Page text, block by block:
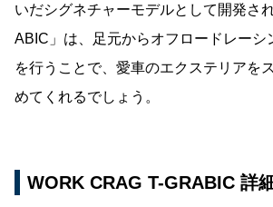
いだシグネチャーモデルとして開発さ
ABIC」は、足元からオフロードレーシ
を行うことで、愛車のエクステリアを
めてくれるでしょう。
WORK CRAG T-GRABIC 詳